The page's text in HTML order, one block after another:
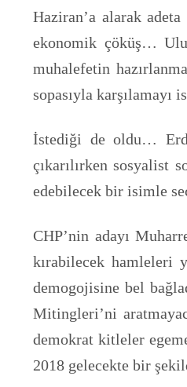
Haziran’a alarak
ekonomik çöküş…
muhalefetin
sopasıyla karşılamayı
İstediği de oldu…
çıkarılırken
edebilecek bir isimle
CHP’nin adayı
kırabilecek hamleleri
demogojisine bel
Mitingleri’ni
demokrat kitleler
2018 gelecekte bir